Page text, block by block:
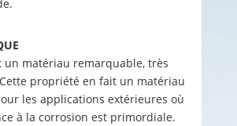
un matériau remarquable, très
propriété en fait un matériau
les applications extérieures où
à la corrosion est primordiale.